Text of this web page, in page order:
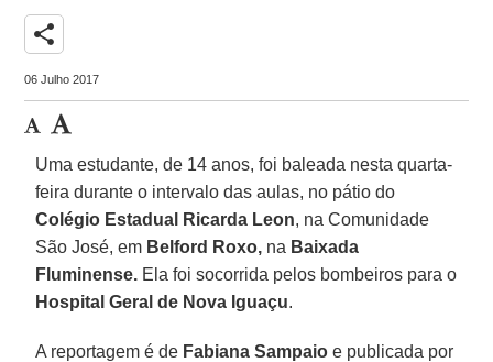
share
06 Julho 2017
Uma estudante, de 14 anos, foi baleada nesta quarta-
feira durante o intervalo das aulas, no pátio do
Colégio Estadual Ricarda Leon, na Comunidade
São José, em Belford Roxo, na Baixada
Fluminense. Ela foi socorrida pelos bombeiros para o
Hospital Geral de Nova Iguaçu.
A reportagem é de Fabiana Sampaio e publicada por